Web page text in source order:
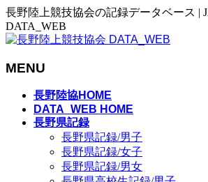
長野陸上競技協会の記録データベース |
DATA_WEB
MENU
長野陸協HOME
DATA_WEB HOME
長野県記録
長野県記録/男子
長野県記録/女子
長野県記録/男女